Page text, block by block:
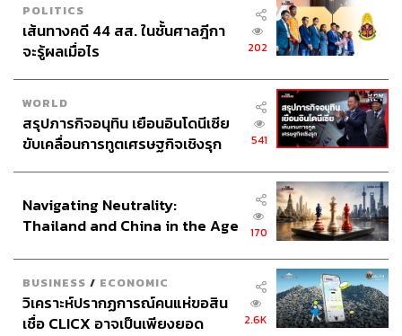
POLITICS
เส้นทางคดี 44 สส. ในชั้นศาลฎีกา
จะรู้ผลเมื่อไร
202
WORLD
สรุปภารกิจอนุทิน เยือนอินโดนีเซีย
ขับเคลื่อนการทูตเศรษฐกิจเชิงรุก
541
Navigating Neutrality:
Thailand and China in the Age
170
BUSINESS / ECONOMIC
วิเคราะห์ปรากฏการณ์คนแห่ขอสิน
เชื่อ CLICX อาจเป็นเพียงยอด
2.6K